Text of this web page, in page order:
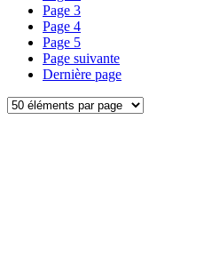
Page 3
Page 4
Page 5
Page suivante
Dernière page